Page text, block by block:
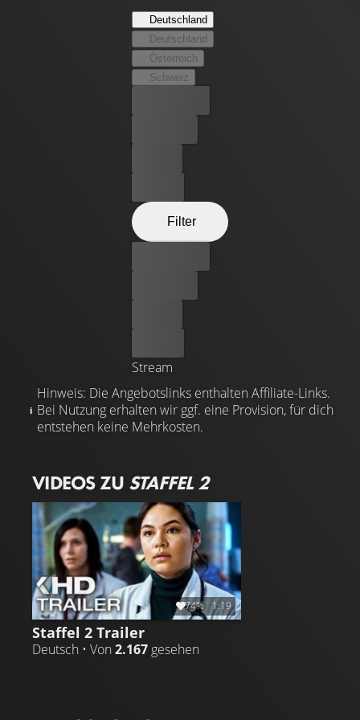
können sie sich auf nichts verlassen – außer darauf, dass
alle an Bord um das Leben der Patienten kämpfen.
Deutschland
Deutschland
Österreich
Schweiz
Filter
Stream
Hinweis: Die Angebotslinks enthalten Affiliate-Links.
Bei Nutzung erhalten wir ggf. eine Provision, für dich
entstehen keine Mehrkosten.
VIDEOS ZU STAFFEL 2
74% 1:19
Staffel 2 Trailer
Deutsch • Von 2.167 gesehen